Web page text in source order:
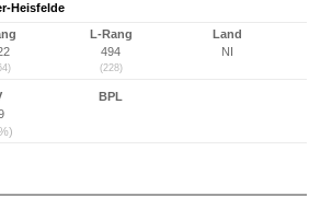
Heisfelde
L-Rang
494
(228)
Land
NI
BPL